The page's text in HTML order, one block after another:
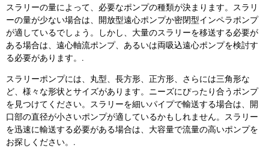
スラリーの量によって、必要なポンプの種類が決まります。スラリ
ーの量が少ない場合は、開放型遠心ポンプか密閉型インペラポンプ
が適しているでしょう。しかし、大量のスラリーを移送する必要が
ある場合は、遠心軸流ポンプ、あるいは両吸込遠心ポンプを検討す
る必要があります。.
スラリーポンプには、丸型、長方形、正方形、さらには三角形な
ど、様々な形状とサイズがあります。ニーズにぴったり合うポンプ
を見つけてください。スラリーを細いパイプで輸送する場合は、開
口部の直径が小さいポンプが適しているかもしれません。スラリー
を迅速に輸送する必要がある場合は、大容量で流量の高いポンプを
お探しください。.